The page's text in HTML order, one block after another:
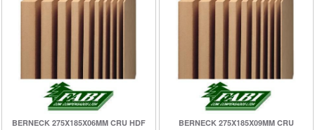
BERNECK 275X185X06MM CRU HDF BERNECK 275X185X09MM CRU